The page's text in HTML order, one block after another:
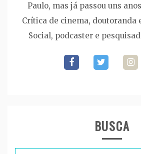
Paulo, mas já passou uns
Crítica de cinema, doutoranda
Social, podcaster e
BUSCA